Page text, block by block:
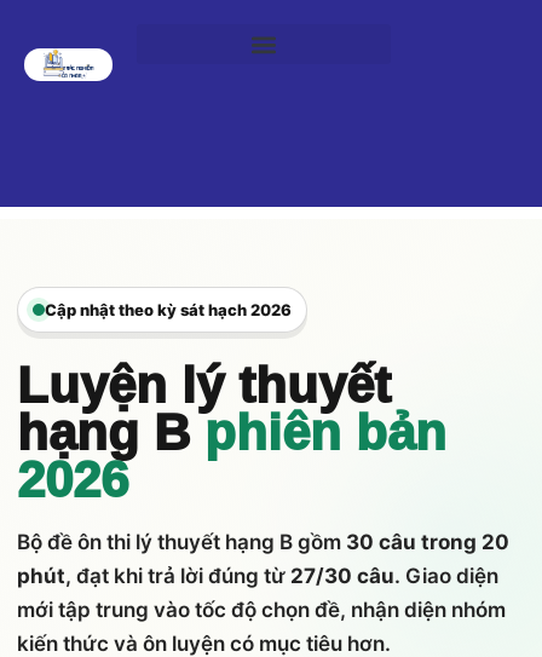
Cập nhật theo kỳ sát hạch 2026
Luyện lý thuyết
hạng Bphiên bản
2026
Bộ đề ôn thi lý thuyết hạng B gồm 30 câu trong 20
phút, đạt khi trả lời đúng từ 27/30 câu. Giao diện
mới tập trung vào tốc độ chọn đề, nhận diện nhóm
kiến thức và ôn luyện có mục tiêu hơn.